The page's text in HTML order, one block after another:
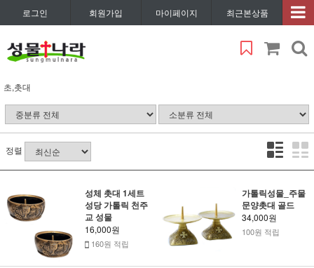
로그인 회원가입 마이페이지 최근본상품
초,촛대
정렬
성체 촛대 1세트
성당 가톨릭 천주
교 성물
16,000원
160원 적립
가톨릭성물_주물
문양촛대 골드
34,000원
100원 적립